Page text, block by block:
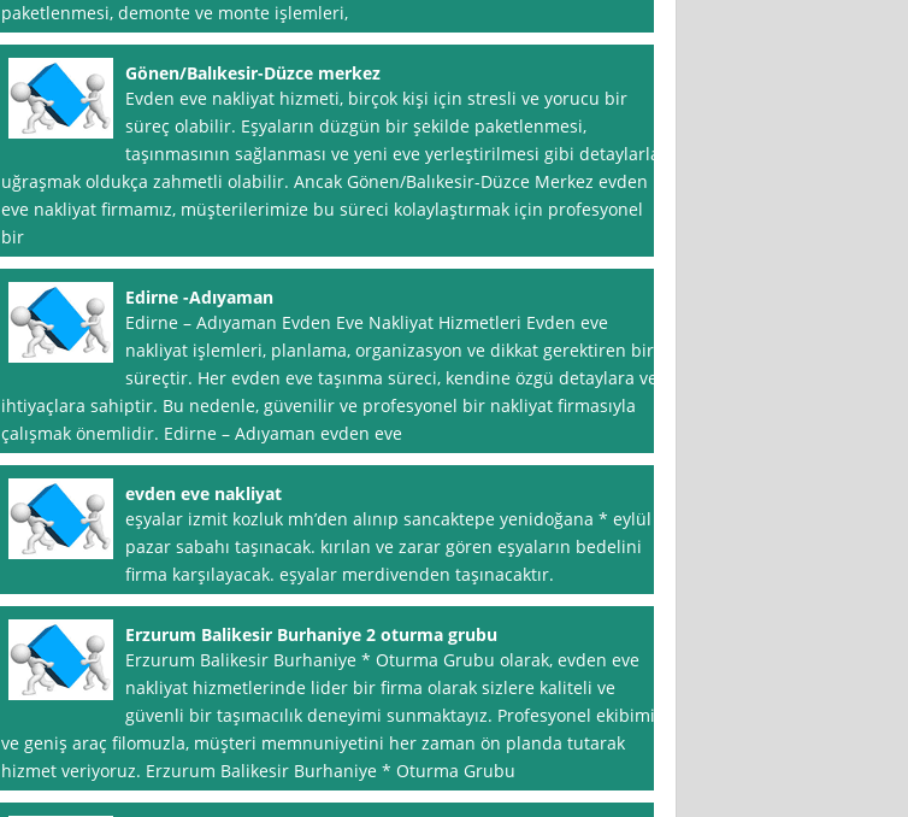
paketlenmesi, demonte ve monte işlemleri,
Gönen/Balıkesir-Düzce merkez
Evden eve nakliyat hizmeti, birçok kişi için stresli ve yorucu bir
süreç olabilir. Eşyaların düzgün bir şekilde paketlenmesi,
taşınmasının sağlanması ve yeni eve yerleştirilmesi gibi detaylarla
uğraşmak oldukça zahmetli olabilir. Ancak Gönen/Balıkesir-Düzce Merkez evden
eve nakliyat firmamız, müşterilerimize bu süreci kolaylaştırmak için profesyonel
bir
Edirne -Adıyaman
Edirne – Adıyaman Evden Eve Nakliyat Hizmetleri Evden eve
nakliyat işlemleri, planlama, organizasyon ve dikkat gerektiren bir
süreçtir. Her evden eve taşınma süreci, kendine özgü detaylara ve
ihtiyaçlara sahiptir. Bu nedenle, güvenilir ve profesyonel bir nakliyat firmasıyla
çalışmak önemlidir. Edirne – Adıyaman evden eve
evden eve nakliyat
eşyalar izmit kozluk mh’den alınıp sancaktepe yenidoğana * eylül
pazar sabahı taşınacak. kırılan ve zarar gören eşyaların bedelini
firma karşılayacak. eşyalar merdivenden taşınacaktır.
Erzurum Balikesir Burhaniye 2 oturma grubu
Erzurum Balikesir Burhaniye * Oturma Grubu olarak, evden eve
nakliyat hizmetlerinde lider bir firma olarak sizlere kaliteli ve
güvenli bir taşımacılık deneyimi sunmaktayız. Profesyonel ekibimiz
ve geniş araç filomuzla, müşteri memnuniyetini her zaman ön planda tutarak
hizmet veriyoruz. Erzurum Balikesir Burhaniye * Oturma Grubu